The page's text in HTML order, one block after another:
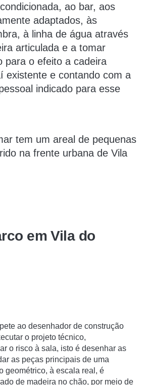
ao bar, aos
adaptados, às
à linha de água através
articulada e a tomar
para o efeito a cadeira
existente e contando com a
indicado para esse
tem um areal de pequenas
na frente urbana de Vila
em Vila do
ao desenhador de construção
o projeto técnico,
o risco à sala, isto é desenhar as
as peças principais de uma
geométrico, à escala real, é
de madeira no chão, por meio de